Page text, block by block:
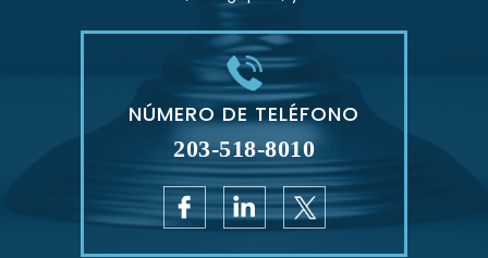
NÚMERO DE TELÉFONO
203-518-8010